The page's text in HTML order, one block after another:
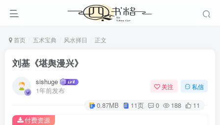
首页 五术宝典 风水择日 正文
刘基《堪舆漫兴》
sishuge
1年前发布
关注 私信
0.87MB 11页 0 188 11
付费资源